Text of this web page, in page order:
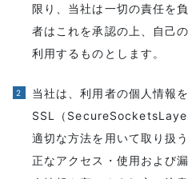
限り、当社は一切の責任を
者はこれを承認の上、自己
利用するものとします。
当社は、利用者の個人情報
SSL（
適切な方法を用いて取り扱
正なアクセス・使用および